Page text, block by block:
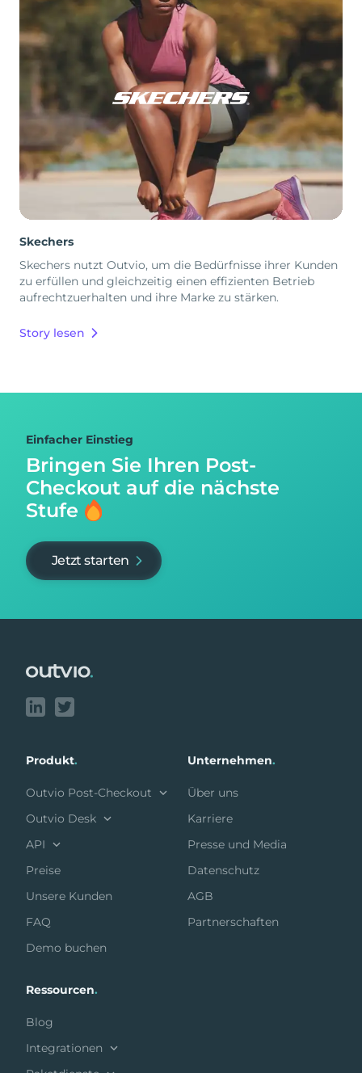
Skechers
Skechers nutzt Outvio, um die Bedürfnisse ihrer Kunden
zu erfüllen und gleichzeitig einen effizienten Betrieb
aufrechtzuerhalten und ihre Marke zu stärken.
Story lesen
Einfacher Einstieg
Bringen Sie Ihren Post-
Checkout auf die nächste
Stufe
Jetzt starten
Produkt.
Outvio Post-Checkout
Outvio Desk
API
Preise
Unsere Kunden
FAQ
Demo buchen
Unternehmen.
Über uns
Karriere
Presse und Media
Datenschutz
AGB
Partnerschaften
Ressourcen.
Blog
Integrationen